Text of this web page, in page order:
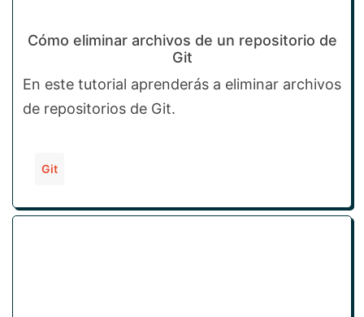
Cómo eliminar archivos de un repositorio de
Git
En este tutorial aprenderás a eliminar archivos
de repositorios de Git.
Git